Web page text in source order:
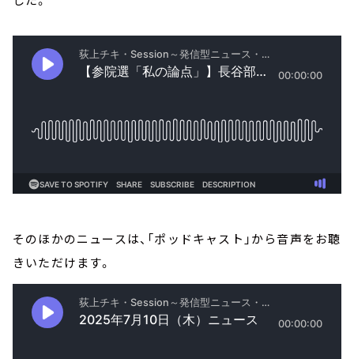
そのほかのニュースは、「ポッドキャスト」から音声をお聴
きいただけます。